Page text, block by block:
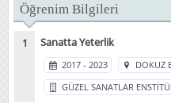
Öğrenim Bilgileri
Sanatta Yeterlik
2017 - 2023
DOKUZ
GÜZEL SANATLAR